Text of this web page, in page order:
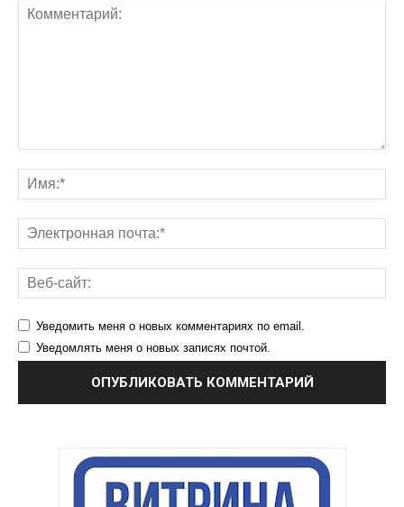
Уведомить меня о новых комментариях по email.
Уведомлять меня о новых записях почтой.